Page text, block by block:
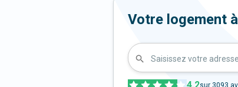
Votre logement
Saisissez votre adresse